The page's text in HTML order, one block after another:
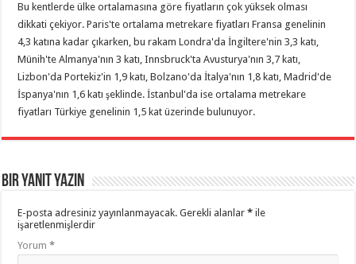
Bu kentlerde ülke ortalamasına göre fiyatların çok yüksek olması
dikkati çekiyor. Paris'te ortalama metrekare fiyatları Fransa genelinin
4,3 katına kadar çıkarken, bu rakam Londra'da İngiltere'nin 3,3 katı,
Münih'te Almanya'nın 3 katı, Innsbruck'ta Avusturya'nın 3,7 katı,
Lizbon'da Portekiz'in 1,9 katı, Bolzano'da İtalya'nın 1,8 katı, Madrid'de
İspanya'nın 1,6 katı şeklinde. İstanbul'da ise ortalama metrekare
fiyatları Türkiye genelinin 1,5 kat üzerinde bulunuyor.
Bir yanıt yazın
E-posta adresiniz yayınlanmayacak. Gerekli alanlar* ile
işaretlenmişlerdir
Yorum*